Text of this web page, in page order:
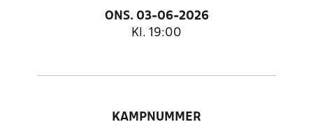
ONS. 03-06-2026
Kl. 19:00
KAMPNUMMER